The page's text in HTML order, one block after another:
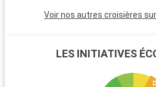
Voir nos autres croisières
LES INITIATIVES